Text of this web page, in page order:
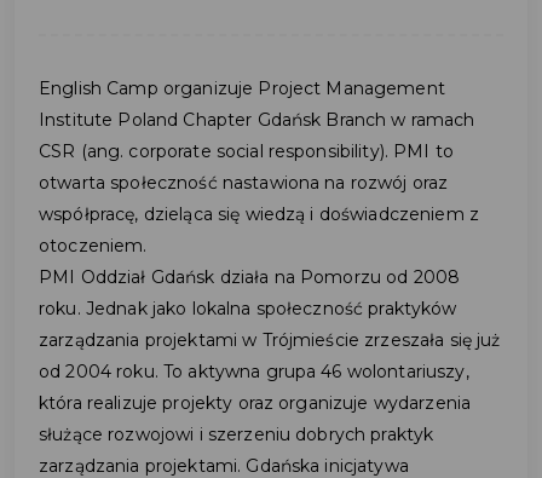
English Camp organizuje Project Management
Institute Poland Chapter Gdańsk Branch w ramach
CSR (ang. corporate social responsibility). PMI to
otwarta społeczność nastawiona na rozwój oraz
współpracę, dzieląca się wiedzą i doświadczeniem z
otoczeniem.
PMI Oddział Gdańsk działa na Pomorzu od 2008
roku. Jednak jako lokalna społeczność praktyków
zarządzania projektami w Trójmieście zrzeszała się już
od 2004 roku. To aktywna grupa 46 wolontariuszy,
która realizuje projekty oraz organizuje wydarzenia
służące rozwojowi i szerzeniu dobrych praktyk
zarządzania projektami. Gdańska inicjatywa